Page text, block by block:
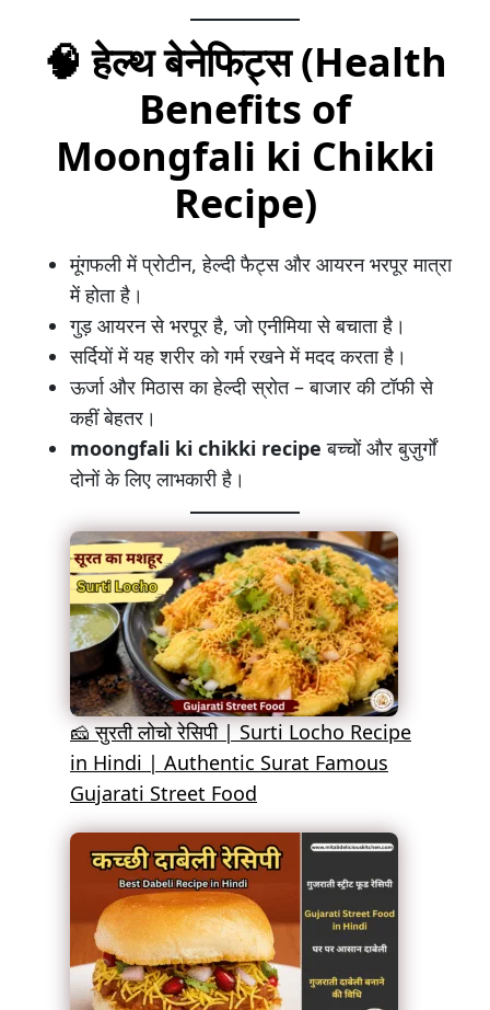
🧠हेल्थ बेनेफिट्स (Health
Benefits of
Moongfali ki Chikki
Recipe)
मूंगफली में प्रोटीन, हेल्दी फैट्स और आयरन भरपूर मात्रा
में होता है।
गुड़ आयरन से भरपूर है, जो एनीमिया से बचाता है।
सर्दियों में यह शरीर को गर्म रखने में मदद करता है।
ऊर्जा और मिठास का हेल्दी स्रोत – बाजार की टॉफी से
कहीं बेहतर।
moongfali ki chikki recipe बच्चों और बुज़ुर्गों
दोनों के लिए लाभकारी है।
🧀 सुरती लोचो रेसिपी | Surti Locho Recipe
in Hindi | Authentic Surat Famous
Gujarati Street Food